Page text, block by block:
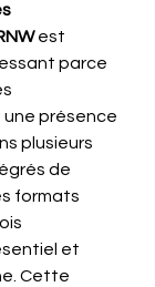
est
parce
présence
plusieurs
de
formats
et
Cette